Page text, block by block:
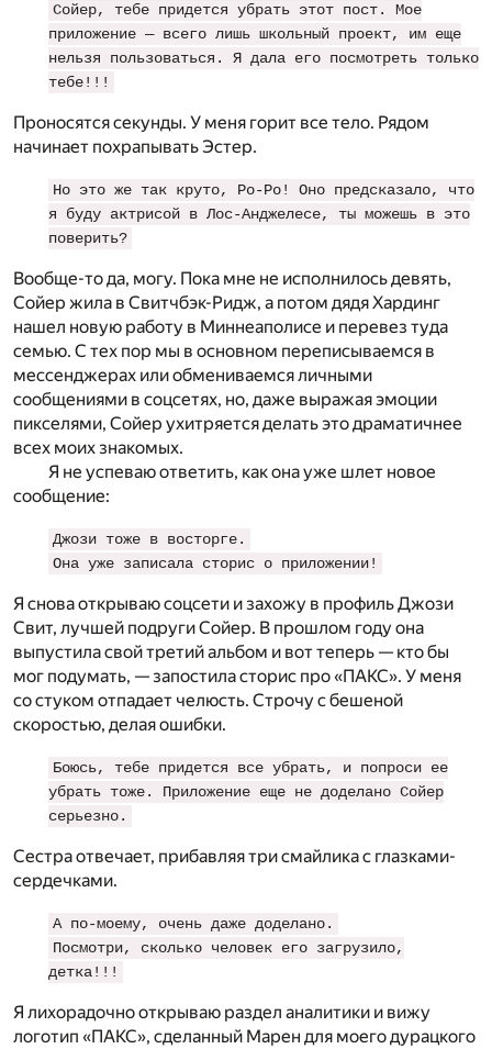
Сойер, тебе придется убрать этот пост. Мое
приложение — всего лишь школьный проект, им еще
нельзя пользоваться. Я дала его посмотреть только
тебе!!!
Проносятся секунды. У меня горит все тело. Рядом
начинает похрапывать Эстер.
Но это же так круто, Ро-Ро! Оно предсказало, что
я буду актрисой в Лос-Анджелесе, ты можешь в это
поверить?
Вообще-то да, могу. Пока мне не исполнилось девять,
Сойер жила в Свитчбэк-Ридж, а потом дядя Хардинг
нашел новую работу в Миннеаполисе и перевез туда
семью. С тех пор мы в основном переписываемся в
мессенджерах или обмениваемся личными
сообщениями в соцсетях, но, даже выражая эмоции
пикселями, Сойер ухитряется делать это драматичнее
всех моих знакомых.
Я не успеваю ответить, как она уже шлет новое
сообщение:
Джози тоже в восторге.
Она уже записала сторис о приложении!
Я снова открываю соцсети и захожу в профиль Джози
Свит, лучшей подруги Сойер. В прошлом году она
выпустила свой третий альбом и вот теперь — кто бы
мог подумать, — запостила сторис про «ПАКС». У меня
со стуком отпадает челюсть. Cтрочу с бешеной
скоростью, делая ошибки.
Боюсь, тебе придется все убрать, и попроси ее
убрать тоже. Приложение еще не доделано Сойер
серьезно.
Сестра отвечает, прибавляя три смайлика с глазками-
сердечками.
А по-моему, очень даже доделано.
Посмотри, сколько человек его загрузило,
детка!!!
Я лихорадочно открываю раздел аналитики и вижу
логотип «ПАКС», сделанный Марен для моего дурацкого